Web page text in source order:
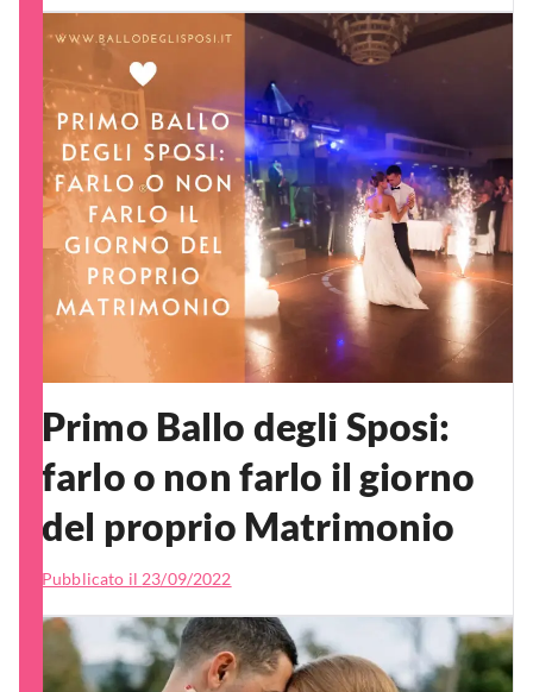
Primo Ballo degli Sposi:
farlo o non farlo il giorno
del proprio Matrimonio
Pubblicato il 23/09/2022